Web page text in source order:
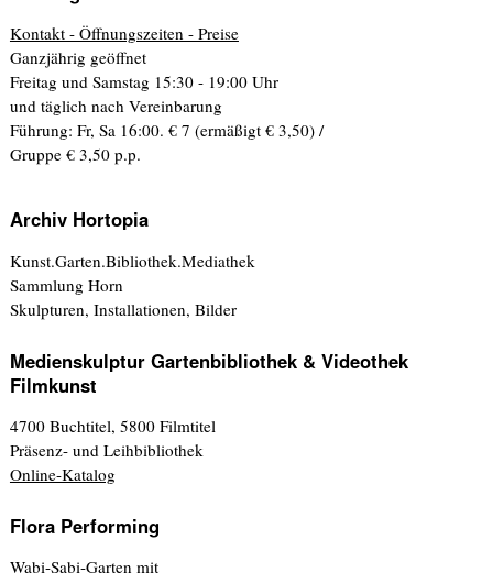
Kontakt - Öffnungszeiten - Preise
Ganzjährig geöffnet
Freitag und Samstag 15:30 - 19:00 Uhr
und täglich nach Vereinbarung
Führung: Fr, Sa 16:00. € 7 (ermäßigt € 3,50) /
Gruppe € 3,50 p.p.
Archiv Hortopia
Kunst.Garten.Bibliothek.Mediathek
Sammlung Horn
Skulpturen, Installationen, Bilder
Medienskulptur Gartenbibliothek & Videothek
Filmkunst
4700 Buchtitel, 5800 Filmtitel
Präsenz- und Leihbibliothek
Online-Katalog
Flora Performing
Wabi-Sabi-Garten mit